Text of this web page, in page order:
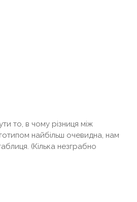
то, в чому різниця між
найбільш очевидна, нам
(Кілька незграбно